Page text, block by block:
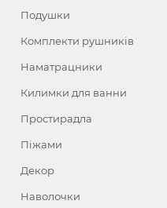
Подушки
Комплекти рушників
Наматрацники
Килимки для ванни
Простирадла
Піжами
Декор
Наволочки